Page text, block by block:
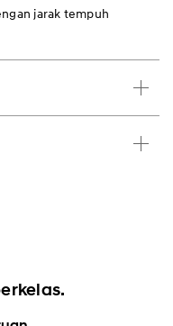
jarak tempuh